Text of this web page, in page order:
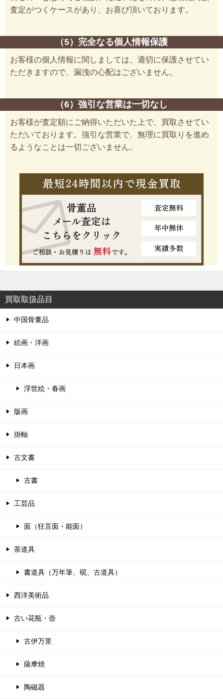
査定がつくケースがあり、お喜び頂いております。
（5）完全なる個人情報保護
お客様の個人情報に関しましては、適切に保護させてい
ただきますので、漏洩の心配はございません。
（6）強引な営業は一切なし
お客様が査定額にご納得いただいた上で、買取させてい
ただいております。強引な営業で、無理に買取りを進め
るようなことは一切ございません。
買取取扱品目
中国骨董品
絵画・洋画
日本画
浮世絵・春画
版画
掛軸
古文書
古書
工芸品
面（狂言面・能面）
茶道具
書道具（万年筆、硯、古道具）
西洋美術品
古い花瓶・壺
古伊万里
薩摩焼
陶磁器